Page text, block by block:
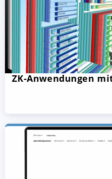
ZK-Anwendungen